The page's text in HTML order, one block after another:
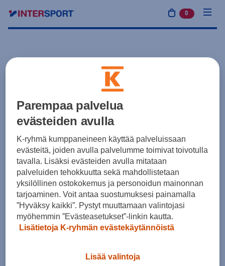
0 tuotetta
Parempaa palvelua
evästeiden avulla
K-ryhmä kumppaneineen käyttää palveluissaan
evästeitä, joiden avulla palvelumme toimivat toivotulla
tavalla. Lisäksi evästeiden avulla mitataan
palveluiden tehokkuutta sekä mahdollistetaan
yksilöllinen ostokokemus ja personoidun mainonnan
tarjoaminen. Voit antaa suostumuksesi painamalla
”Hyväksy kaikki”. Pystyt muuttamaan valintojasi
myöhemmin ”Evästeasetukset”-linkin kautta.
Lisätietoja K-ryhmän evästekäytännöistä
Lisää valintoja